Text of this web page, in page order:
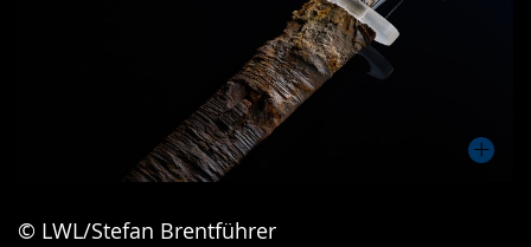
© LWL/Stefan Brentführer